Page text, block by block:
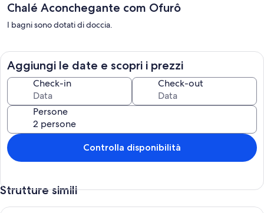
Chalé Aconchegante com Ofurô
I bagni sono dotati di doccia.
Aggiungi le date e scopri i prezzi
Check-in Check-out
Persone
Controlla disponibilità
Strutture simili